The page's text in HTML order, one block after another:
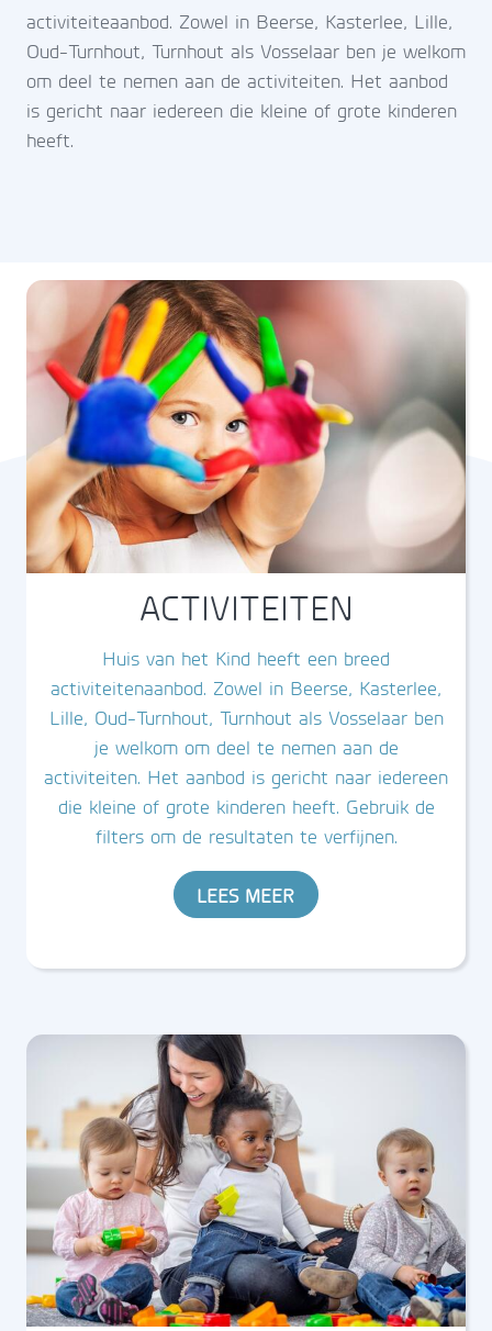
activiteiteaanbod. Zowel in Beerse, Kasterlee, Lille,
Oud-Turnhout, Turnhout als Vosselaar ben je welkom
om deel te nemen aan de activiteiten. Het aanbod
is gericht naar iedereen die kleine of grote kinderen
heeft.
ACTIVITEITEN
Huis van het Kind heeft een breed
activiteitenaanbod. Zowel in Beerse, Kasterlee,
Lille, Oud-Turnhout, Turnhout als Vosselaar ben
je welkom om deel te nemen aan de
activiteiten. Het aanbod is gericht naar iedereen
die kleine of grote kinderen heeft. Gebruik de
filters om de resultaten te verfijnen.
LEES MEER